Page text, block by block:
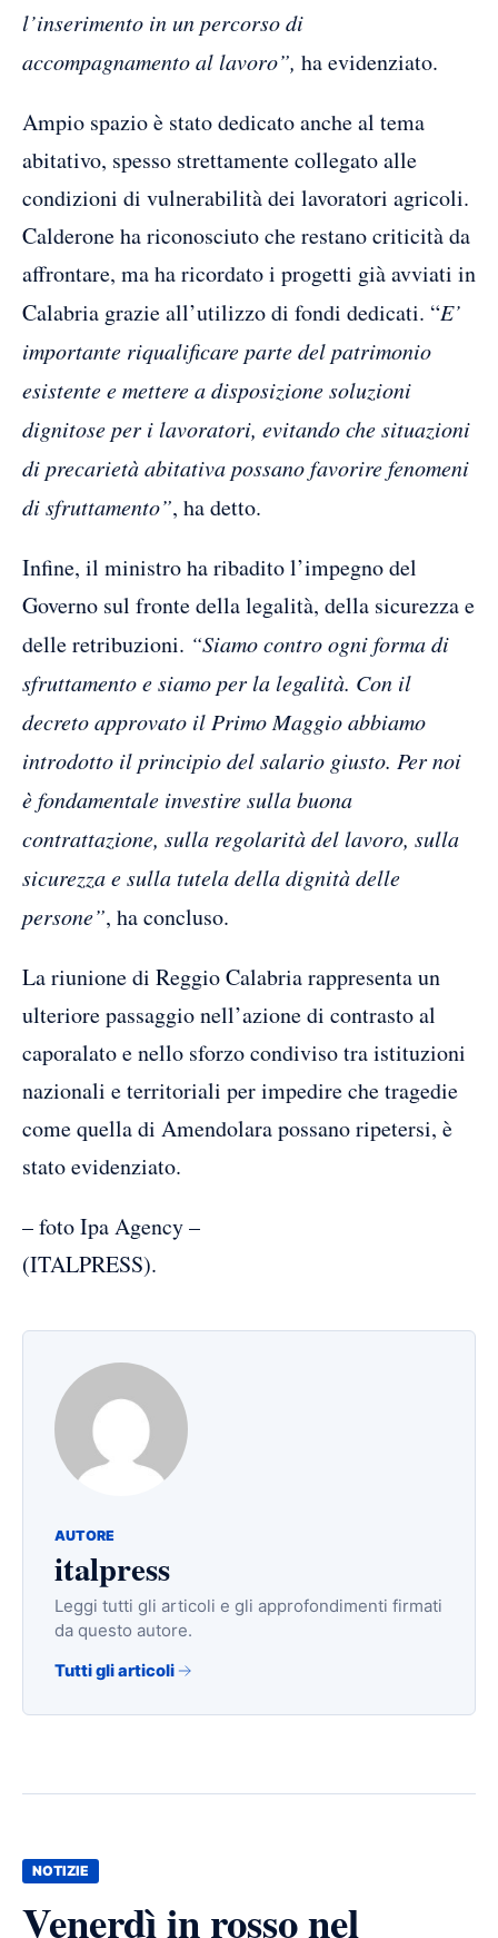
l’inserimento in un percorso di
accompagnamento al lavoro”, ha evidenziato.
Ampio spazio è stato dedicato anche al tema
abitativo, spesso strettamente collegato alle
condizioni di vulnerabilità dei lavoratori agricoli.
Calderone ha riconosciuto che restano criticità da
affrontare, ma ha ricordato i progetti già avviati in
Calabria grazie all’utilizzo di fondi dedicati. “E’
importante riqualificare parte del patrimonio
esistente e mettere a disposizione soluzioni
dignitose per i lavoratori, evitando che situazioni
di precarietà abitativa possano favorire fenomeni
di sfruttamento”, ha detto.
Infine, il ministro ha ribadito l’impegno del
Governo sul fronte della legalità, della sicurezza e
delle retribuzioni. “Siamo contro ogni forma di
sfruttamento e siamo per la legalità. Con il
decreto approvato il Primo Maggio abbiamo
introdotto il principio del salario giusto. Per noi
è fondamentale investire sulla buona
contrattazione, sulla regolarità del lavoro, sulla
sicurezza e sulla tutela della dignità delle
persone”, ha concluso.
La riunione di Reggio Calabria rappresenta un
ulteriore passaggio nell’azione di contrasto al
caporalato e nello sforzo condiviso tra istituzioni
nazionali e territoriali per impedire che tragedie
come quella di Amendolara possano ripetersi, è
stato evidenziato.
– foto Ipa Agency –
(ITALPRESS).
AUTORE
italpress
Leggi tutti gli articoli e gli approfondimenti firmati
da questo autore.
Tutti gli articoli
NOTIZIE
Venerdì in rosso nel